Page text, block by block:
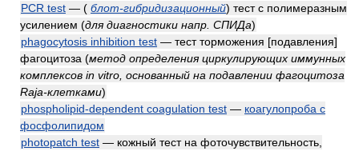
PCR test — ( блот-гибридизационный) тест с полимеразным
усилением (для диагностики напр. СПИДа)
phagocytosis inhibition test — тест торможения [подавления]
фагоцитоза (метод определения циркулирующих иммунных
комплексов in vitro, основанный на подавлении фагоцитоза
Raja-клетками)
phospholipid-dependent coagulation test — коагулопроба с
фосфолипидом
photopatch test — кожный тест на фоточувствительность,